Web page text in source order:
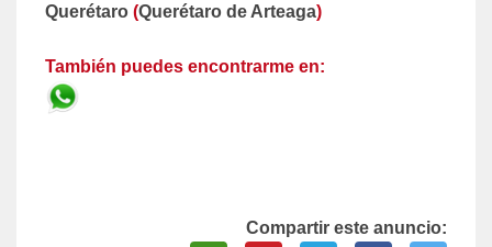
Querétaro (Querétaro de Arteaga)
También puedes encontrarme en:
Compartir este anuncio: